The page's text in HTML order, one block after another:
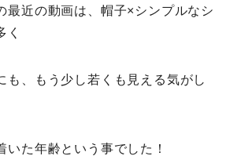
最近の動画は、帽子×シンプルなシ
く
も、もう少し若くも見える気がし
いた年齢という事でした！